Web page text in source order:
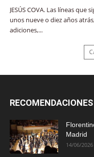
JESÚS COVA. Las líneas
unos nueve o diez años
adiciones,...
Madrid
14/06/2026